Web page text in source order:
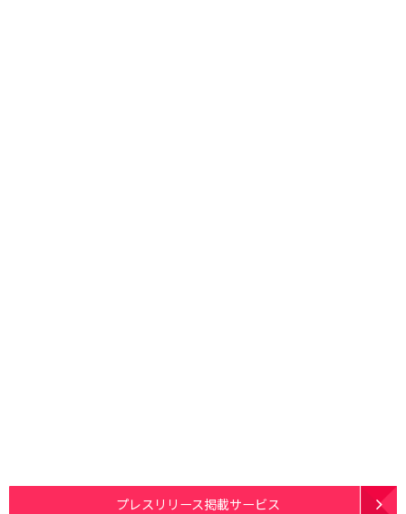
プレスリリース掲載サービス